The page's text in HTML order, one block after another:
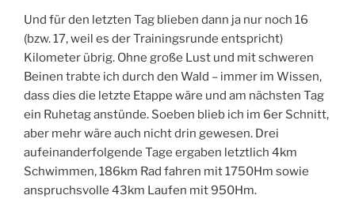
Und für den letzten Tag blieben dann ja nur noch 16
(bzw. 17, weil es der Trainingsrunde entspricht)
Kilometer übrig. Ohne große Lust und mit schweren
Beinen trabte ich durch den Wald – immer im Wissen,
dass dies die letzte Etappe wäre und am nächsten Tag
ein Ruhetag anstünde. Soeben blieb ich im 6er Schnitt,
aber mehr wäre auch nicht drin gewesen. Drei
aufeinanderfolgende Tage ergaben letztlich 4km
Schwimmen, 186km Rad fahren mit 1750Hm sowie
anspruchsvolle 43km Laufen mit 950Hm.